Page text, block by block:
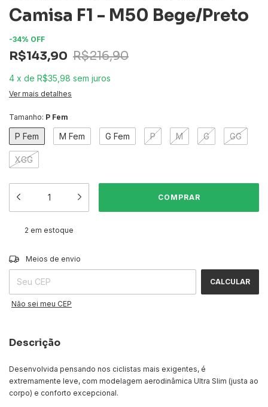
Camisa F1 - M50 Bege/Preto
-34% OFF
R$143,90 R$216,90
4 x de R$35,98 sem juros
Ver mais detalhes
Tamanho: P Fem
P Fem M Fem G Fem P M G GG
XGG
2 em estoque
Entregas para o CEP:
Meios de envio
CALCULAR
Não sei meu CEP
Descrição
Desenvolvida pensando nos ciclistas mais exigentes, é
extremamente leve, com modelagem aerodinâmica Ultra Slim (justa ao
corpo) e conforto excepcional.